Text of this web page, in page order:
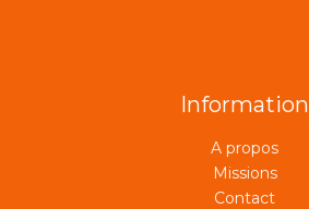
Information
A propos
Missions
Contact